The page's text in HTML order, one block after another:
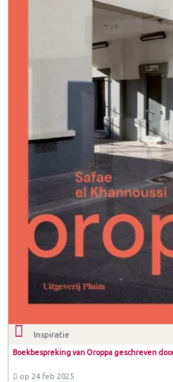
Inspiratie
Boekbespreking van Oroppa geschreven
op 24 feb 2025